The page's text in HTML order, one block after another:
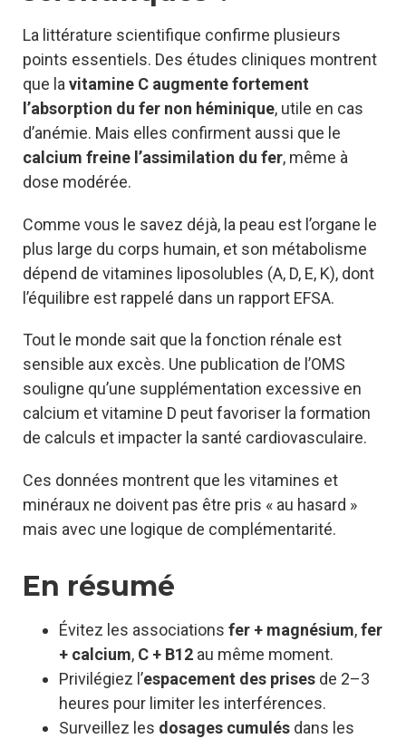
La littérature scientifique confirme plusieurs
points essentiels. Des études cliniques montrent
que la vitamine C augmente fortement
l’absorption du fer non héminique, utile en cas
d’anémie. Mais elles confirment aussi que le
calcium freine l’assimilation du fer, même à
dose modérée.
Comme vous le savez déjà, la peau est l’organe le
plus large du corps humain, et son métabolisme
dépend de vitamines liposolubles (A, D, E, K), dont
l’équilibre est rappelé dans un rapport EFSA.
Tout le monde sait que la fonction rénale est
sensible aux excès. Une publication de l’OMS
souligne qu’une supplémentation excessive en
calcium et vitamine D peut favoriser la formation
de calculs et impacter la santé cardiovasculaire.
Ces données montrent que les vitamines et
minéraux ne doivent pas être pris « au hasard »
mais avec une logique de complémentarité.
En résumé
Évitez les associations fer + magnésium,fer
+ calcium, C + B12 au même moment.
Privilégiez l’espacement des prises de 2–3
heures pour limiter les interférences.
Surveillez les dosages cumulés dans les